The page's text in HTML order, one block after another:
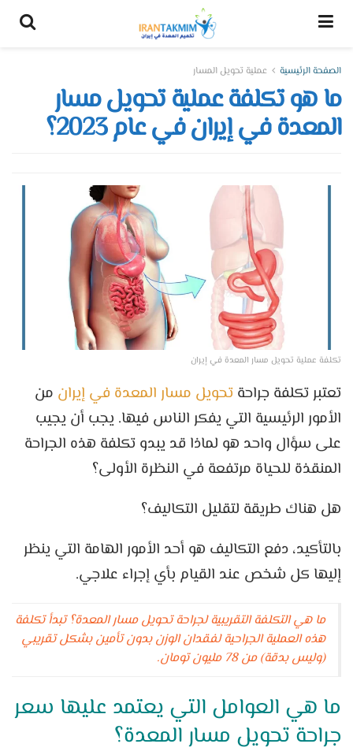
الصفحة الرئيسية عملية تحويل المسار
ما هو تكلفة عملية تحويل مسار
المعدة في إيران في عام 2023؟
تكلفة عملية تحويل مسار المعدة في إيران
تعتبر تكلفة جراحة تحويل مسار المعدة في إيران من
الأمور الرئيسية التي يفكر الناس فيها. يجب أن يجيب
على سؤال واحد هو لماذا قد يبدو تكلفة هذه الجراحة
المنقذة للحياة مرتفعة في النظرة الأولى؟
هل هناك طريقة لتقليل التكاليف؟
بالتأكيد، دفع التكاليف هو أحد الأمور الهامة التي ينظر
إليها كل شخص عند القيام بأي إجراء علاجي.
ما هي التكلفة التقريبية لجراحة تحويل مسار المعدة؟ تبدأ تكلفة
هذه العملية الجراحية لفقدان الوزن بدون تأمين بشكل تقريبي
(وليس بدقة) من 78 مليون تومان.
ما هي العوامل التي يعتمد عليها سعر
جراحة تحويل مسار المعدة؟